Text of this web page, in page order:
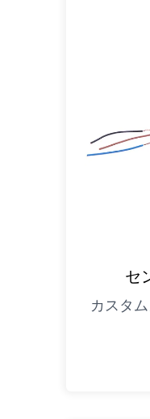
セ
カスタ